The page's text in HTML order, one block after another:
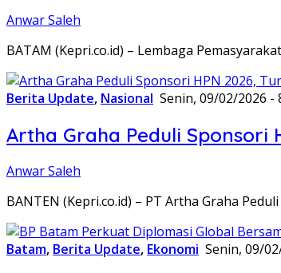
Anwar Saleh
BATAM (Kepri.co.id) – Lembaga
Berita Update, Nasional Senin, 09/02/2026 -
Artha Graha Peduli Sponsori
Anwar Saleh
BANTEN (Kepri.co.id) – PT Artha Graha
Batam, Berita Update, Ekonomi Senin, 09/